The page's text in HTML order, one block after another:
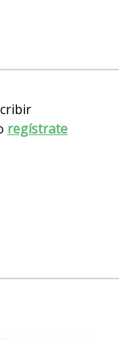
regístrate